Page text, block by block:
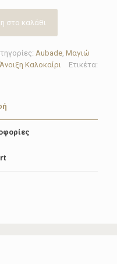
στο καλάθι
Aubade Μαγιώ
Καλοκαίρι Ετικέτα: